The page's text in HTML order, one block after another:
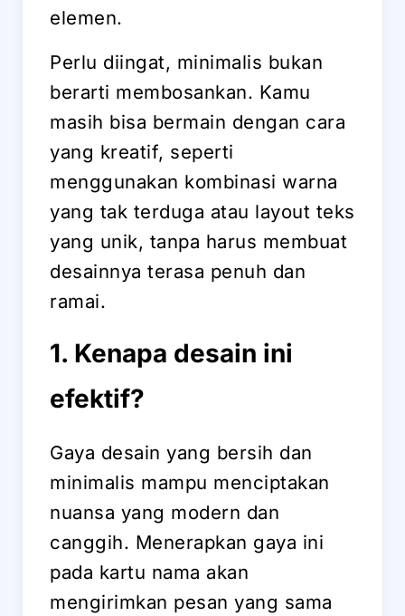
elemen.
Perlu diingat, minimalis bukan
berarti membosankan. Kamu
masih bisa bermain dengan cara
yang kreatif, seperti
menggunakan kombinasi warna
yang tak terduga atau layout teks
yang unik, tanpa harus membuat
desainnya terasa penuh dan
ramai.
1. Kenapa desain ini
efektif?
Gaya desain yang bersih dan
minimalis mampu menciptakan
nuansa yang modern dan
canggih. Menerapkan gaya ini
pada kartu nama akan
mengirimkan pesan yang sama